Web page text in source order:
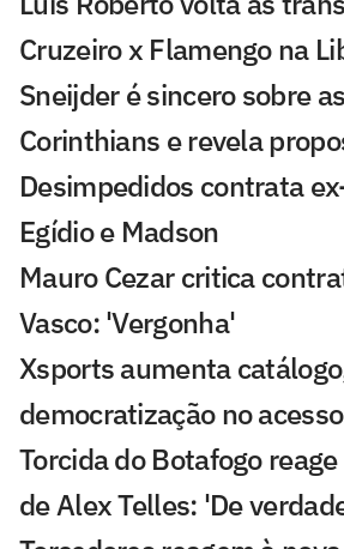
Cruzeiro x Flamengo na
Sneijder é sincero sobre
Corinthians e revela
Desimpedidos contrata
Egídio e Madson
Mauro Cezar critica
Vasco: 'Vergonha'
Xsports aumenta
democratização no
Torcida do Botafogo
de Alex Telles: 'De